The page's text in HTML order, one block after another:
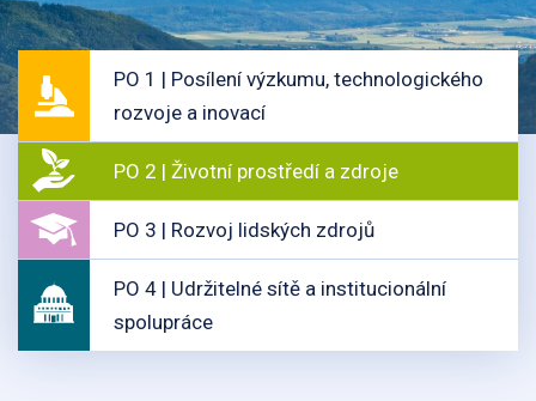
PO 1 | Posílení výzkumu, technologického
rozvoje a inovací
PO 2 | Životní prostředí a zdroje
PO 3 | Rozvoj lidských zdrojů
PO 4 | Udržitelné sítě a institucionální
spolupráce